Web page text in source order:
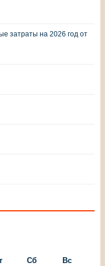
затраты на 2026 год от
Сб
Вс